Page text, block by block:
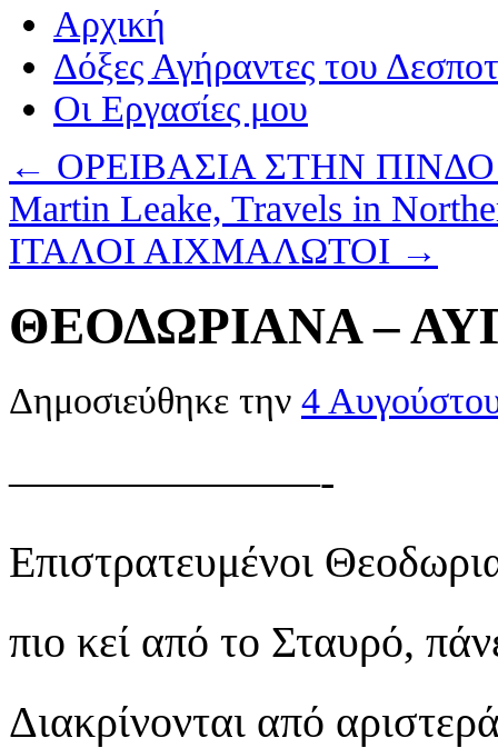
Αρχική
Δόξες Αγήραντες του
Οι Eργασίες μου
← ΟΡΕΙΒΑΣΙΑ ΣΤΗΝ
Martin Leake, Travels in
ΙΤΑΛΟΙ ΑΙΧΜΑΛΩΤΟΙ →
ΘΕΟΔΩΡΙΑΝΑ –
Δημοσιεύθηκε την 4
———————-
Επιστρατευμένοι
πιο κεί από το Σταυρό,
Διακρίνονται από